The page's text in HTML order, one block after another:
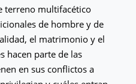
terreno multifacético
de hombre y de
el matrimonio y el
hacen parte de las
en sus conflictos a